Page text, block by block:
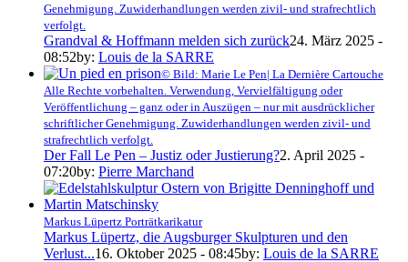
Genehmigung. Zuwiderhandlungen werden zivil- und strafrechtlich
verfolgt.
Grandval & Hoffmann melden sich zurück24. März 2025 -
08:52by: Louis de la SARRE
© Bild: Marie Le Pen| La Dernière Cartouche
Alle Rechte vorbehalten. Verwendung, Vervielfältigung oder
Veröffentlichung – ganz oder in Auszügen – nur mit ausdrücklicher
schriftlicher Genehmigung. Zuwiderhandlungen werden zivil- und
strafrechtlich verfolgt.
Der Fall Le Pen – Justiz oder Justierung?2. April 2025 -
07:20by: Pierre Marchand
Markus Lüpertz Porträtkarikatur
Markus Lüpertz, die Augsburger Skulpturen und den
Verlust...16. Oktober 2025 - 08:45by: Louis de la SARRE